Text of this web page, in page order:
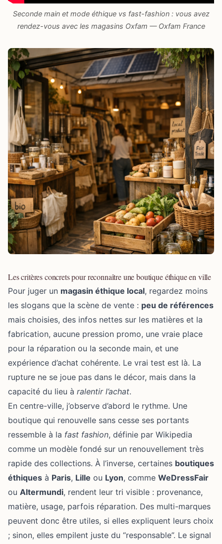
Seconde main et mode éthique vs fast-fashion : vous avez
rendez-vous avec les magasins Oxfam — Oxfam France
Les critères concrets pour reconnaître une boutique éthique en ville
Pour juger un magasin éthique local, regardez moins
les slogans que la scène de vente : peu de références
mais choisies, des infos nettes sur les matières et la
fabrication, aucune pression promo, une vraie place
pour la réparation ou la seconde main, et une
expérience d’achat cohérente. Le vrai test est là. La
rupture ne se joue pas dans le décor, mais dans la
capacité du lieu à ralentir l’achat.
En centre-ville, j’observe d’abord le rythme. Une
boutique qui renouvelle sans cesse ses portants
ressemble à la fast fashion, définie par Wikipedia
comme un modèle fondé sur un renouvellement très
rapide des collections. À l’inverse, certaines boutiques
éthiques à Paris, Lille ou Lyon, comme WeDressFair
ou Altermundi, rendent leur tri visible : provenance,
matière, usage, parfois réparation. Des multi-marques
peuvent donc être utiles, si elles expliquent leurs choix
; sinon, elles empilent juste du “responsable”. Le signal